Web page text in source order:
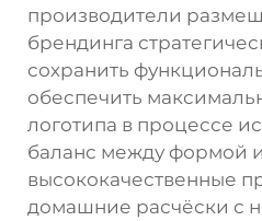
производители
брендинга
сохранить
обеспечить
логотипа в процессе
баланс между формой
высококачественные
домашние расчёски с